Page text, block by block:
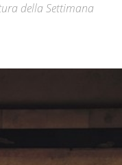
della Settimana